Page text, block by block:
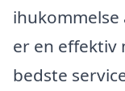
er en effektiv
bedste